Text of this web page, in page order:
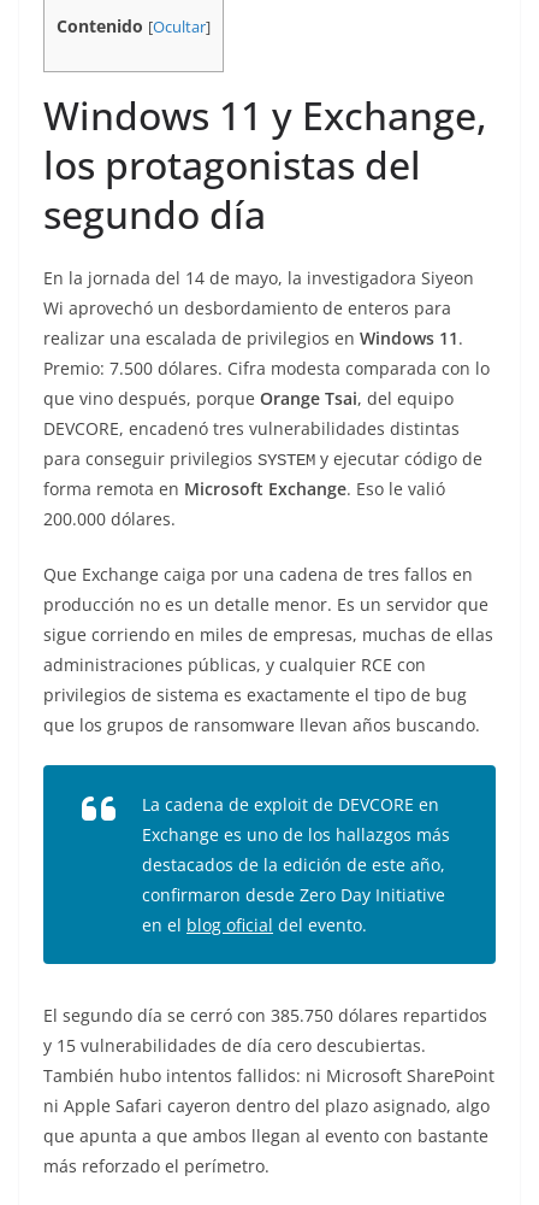
Contenido [Ocultar]
Windows 11 y Exchange,
los protagonistas del
segundo día
En la jornada del 14 de mayo, la investigadora Siyeon
Wi aprovechó un desbordamiento de enteros para
realizar una escalada de privilegios en Windows 11.
Premio: 7.500 dólares. Cifra modesta comparada con lo
que vino después, porque Orange Tsai, del equipo
DEVCORE, encadenó tres vulnerabilidades distintas
para conseguir privilegios SYSTEM y ejecutar código de
forma remota en Microsoft Exchange. Eso le valió
200.000 dólares.
Que Exchange caiga por una cadena de tres fallos en
producción no es un detalle menor. Es un servidor que
sigue corriendo en miles de empresas, muchas de ellas
administraciones públicas, y cualquier RCE con
privilegios de sistema es exactamente el tipo de bug
que los grupos de ransomware llevan años buscando.
La cadena de exploit de DEVCORE en
Exchange es uno de los hallazgos más
destacados de la edición de este año,
confirmaron desde Zero Day Initiative
en el blog oficial del evento.
El segundo día se cerró con 385.750 dólares repartidos
y 15 vulnerabilidades de día cero descubiertas.
También hubo intentos fallidos: ni Microsoft SharePoint
ni Apple Safari cayeron dentro del plazo asignado, algo
que apunta a que ambos llegan al evento con bastante
más reforzado el perímetro.